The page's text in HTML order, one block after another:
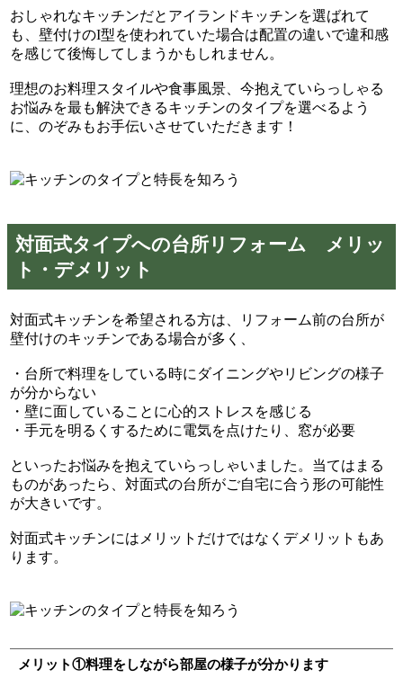
おしゃれなキッチンだとアイランドキッチンを選ばれて
も、壁付けのI型を使われていた場合は配置の違いで違和感
を感じて後悔してしまうかもしれません。
理想のお料理スタイルや食事風景、今抱えていらっしゃる
お悩みを最も解決できるキッチンのタイプを選べるよう
に、のぞみもお手伝いさせていただきます！
対面式タイプへの台所リフォーム メリッ
ト・デメリット
対面式キッチンを希望される方は、リフォーム前の台所が
壁付けのキッチンである場合が多く、
・台所で料理をしている時にダイニングやリビングの様子
が分からない
・壁に面していることに心的ストレスを感じる
・手元を明るくするために電気を点けたり、窓が必要
といったお悩みを抱えていらっしゃいました。当てはまる
ものがあったら、対面式の台所がご自宅に合う形の可能性
が大きいです。
対面式キッチンにはメリットだけではなくデメリットもあ
ります。
メリット①料理をしながら部屋の様子が分かります